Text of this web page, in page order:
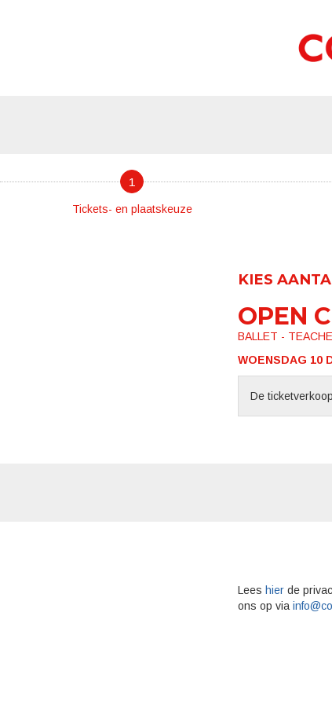
1
Tickets- en plaatskeuze
KIES
OPEN
BALLET -
WOENSDAG 10
De
Lees hier de
ons op via